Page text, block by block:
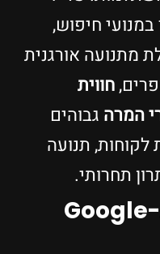
במנועי חיפוש,
מתנועה אורגנית
חווית
המרה גבוהים
לקוחות, תנועה
תחרותי.
כמה עולה פרסום ב-Google